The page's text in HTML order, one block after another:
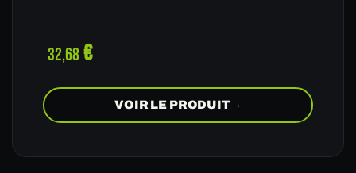
32,68€
VOIR LE PRODUIT→